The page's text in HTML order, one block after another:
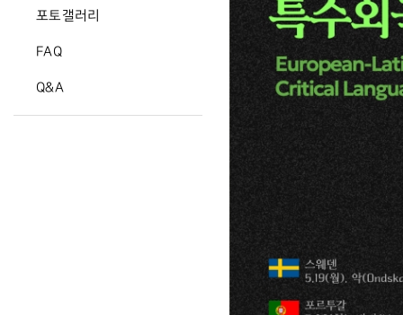
포토갤러리
FAQ
Q&A